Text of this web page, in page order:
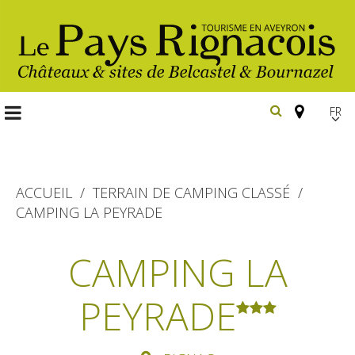
FR
incontournables
Bournazel, village et château
Randonnée
pédestre
Gîtes et locations
ACCUEIL
TERRAIN DE CAMPING CLASSÉ
CAMPING LA PEYRADE
CAMPING LA
PEYRADE